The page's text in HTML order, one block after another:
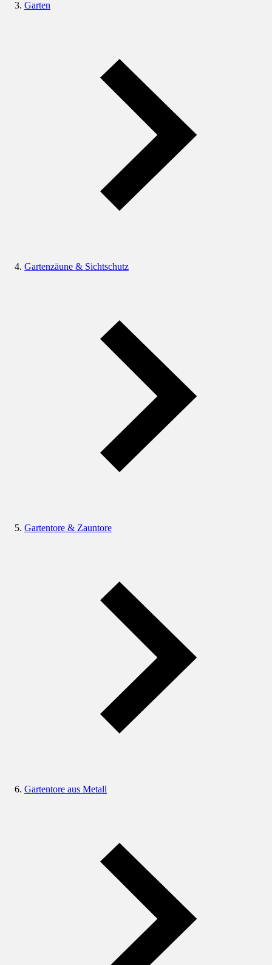
Garten
Gartenzäune & Sichtschutz
Gartentore & Zauntore
Gartentore aus Metall